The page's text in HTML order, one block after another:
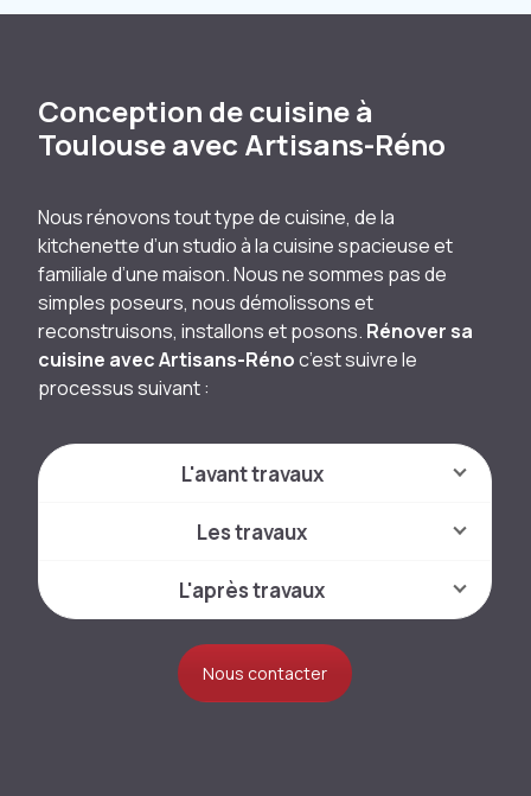
Conception de cuisine à
Toulouse avec Artisans-Réno
Nous rénovons tout type de cuisine, de la
kitchenette d’un studio à la cuisine spacieuse et
familiale d’une maison. Nous ne sommes pas de
simples poseurs, nous démolissons et
reconstruisons, installons et posons. Rénover sa
cuisine avec Artisans-Rénoc’est suivre le
processus suivant :
L'avant travaux
Les travaux
L'après travaux
Nous contacter